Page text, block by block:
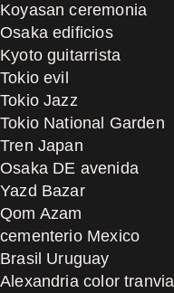
Koyasan ceremonia
Osaka edificios
Kyoto guitarrista
Tokio evil
Tokio Jazz
Tokio National Garden
Tren Japan
Osaka DE avenida
Yazd Bazar
Qom Azam
cementerio Mexico
Brasil Uruguay
Alexandria color tranvia